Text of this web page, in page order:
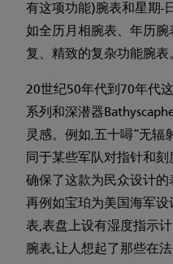
有这项功能)腕表和星期-
如全历月相腕表、年历
复、精致的复杂功能腕表
20世纪50年代到70年代
系列和深潜器
灵感。例如,五十噚“无辐
同于某些军队对指针和
确保了这款为民众设计的
再例如宝珀为美国海军设
表,表盘上设有湿度指示
腕表,让人想起了那些在